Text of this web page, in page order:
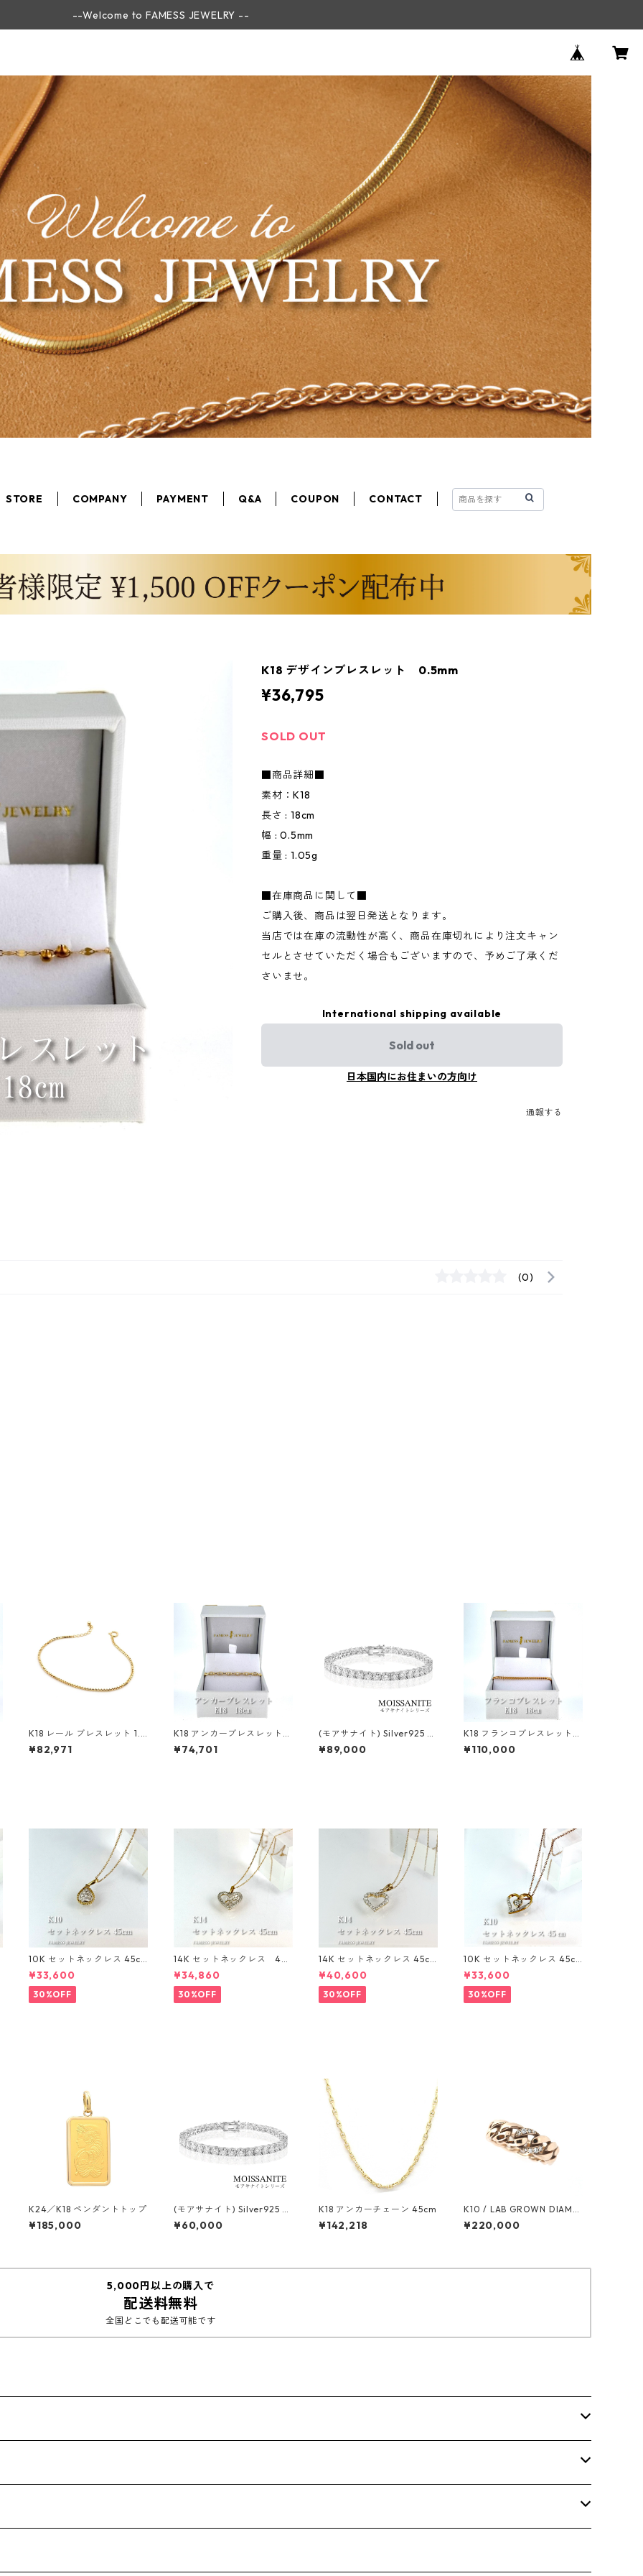
--Welcome to FAMESS JEWELRY --
STORE COMPANY PAYMENT Q&A COUPON CONTACT
K18 デザインブレスレット 0.5mm
¥36,795
SOLD OUT
■商品詳細■
素材：K18
長さ : 18cm
幅 : 0.5mm
重量 : 1.05g
■在庫商品に関して■
ご購入後、商品は翌日発送となります。
当店では在庫の流動性が高く、商品在庫切れにより注文キャン
セルとさせていただく場合もございますので、予めご了承くだ
さいませ。
International shipping available
Sold out
日本国内にお住まいの方向け
通報する
(0)
K18 レール ブレスレット 1.4
mm
¥82,971
K18 アンカーブレスレット
3.4mm
¥74,701
(モアサナイト) Silver925 5
mm 20cm ブレスレット
¥89,000
K18 フランコブレスレット
2.1mm
¥110,000
10K セットネックレス 45c
m 1mm
¥33,600
30%OFF
14K セットネックレス 45c
m 1㎜
¥34,860
30%OFF
14K セットネックレス 45c
m 1mm
¥40,600
30%OFF
10K セットネックレス 45c
m 1mm
¥33,600
30%OFF
K24／K18 ペンダントトップ
¥185,000
(モアサナイト) Silver925 3
mm 18cm ブレスレット
¥60,000
K18 アンカーチェーン 45cm
¥142,218
K10 / LAB GROWN DIAMO
ND イエローゴールド リン
グ
¥220,000
5,000円以上の購入で
配送料無料
全国どこでも配送可能です